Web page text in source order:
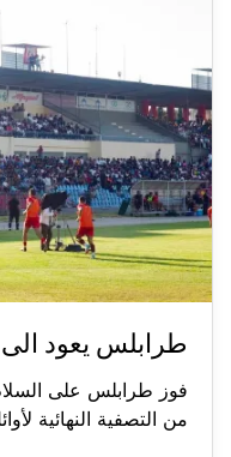
طرابلس يعود
من التصفية النهائية